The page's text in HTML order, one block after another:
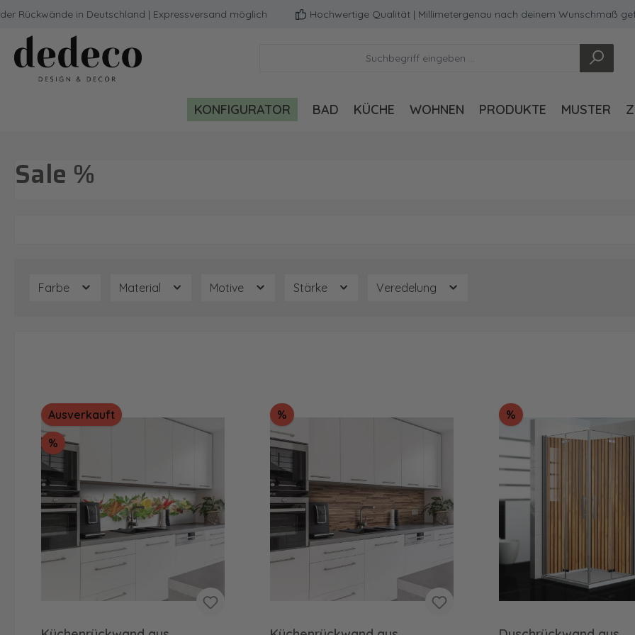
Hauptinhalt springen
Zur Suche springen
Zur Hauptnavigation springen
in Deutschland | Expressversand möglich Hochwertige Qualität | Millimetergenau nach deinem Wunschmaß
KONFIGURATOR BAD KÜCHE WOHNEN PRODUKTE MUSTER
Sale %
Farbe Material Motive Stärke Veredelung
Ausverkauft
% Rabatt
% Rabatt % Rabatt